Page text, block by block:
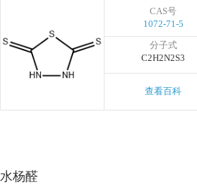
CAS号
1072-71-5
分子式
C2H2N2S3
查看百科
水杨醛